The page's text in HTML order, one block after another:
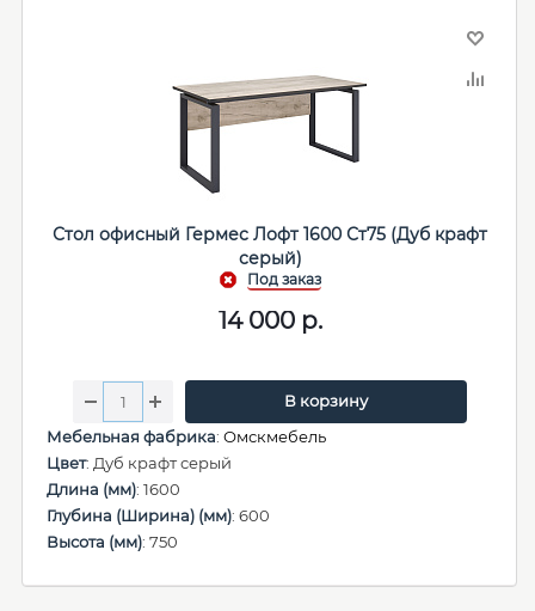
Стол офисный Гермес Лофт 1600 Ст75 (Дуб крафт
серый)
14 000р.
В корзину
Мебельная фабрика: Омскмебель
Цвет: Дуб крафт серый
Длина (мм): 1600
Глубина (Ширина) (мм): 600
Высота (мм): 750